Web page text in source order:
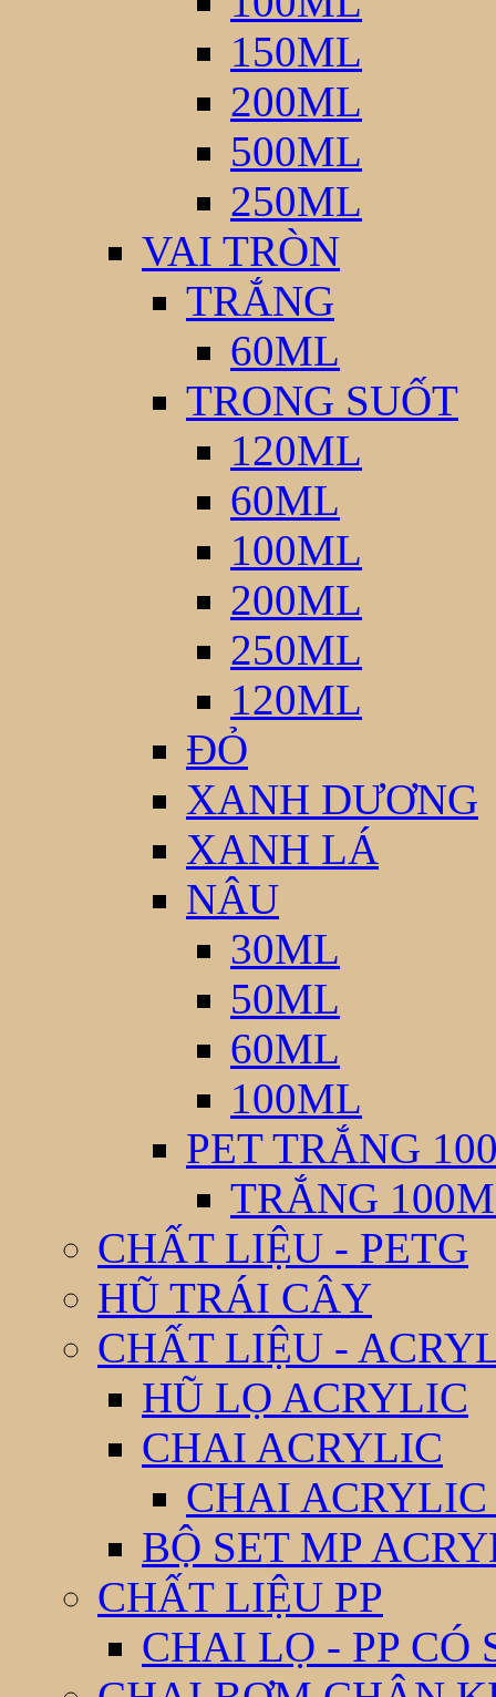
150ML
200ML
500ML
250ML
VAI TRÒN
TRẮNG
60ML
TRONG SUỐT
120ML
60ML
100ML
200ML
250ML
120ML
ĐỎ
XANH DƯƠNG
XANH LÁ
NÂU
30ML
50ML
60ML
100ML
PET TRẮNG
TRẮNG
CHẤT LIỆU - PETG
HŨ TRÁI CÂY
CHẤT LIỆU -
HŨ LỌ ACRYLIC
CHAI ACRYLIC
CHAI ACRYLIC
BỘ SET MP
CHẤT LIỆU PP
CHAI LỌ - PP CÓ